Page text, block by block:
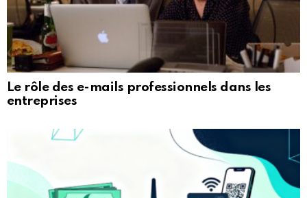
Le rôle des e-mails professionnels dans les
entreprises